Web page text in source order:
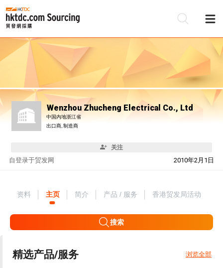
Wenzhou Zhucheng Electrical Co., Ltd
中国内地浙江省
出口商, 制造商
关注
自 2010年2月1日
登录于贸发网
资料 主页 简介 产品 / 服务 香港贸发局活动
搜索
精选产品/服务 浏览全部